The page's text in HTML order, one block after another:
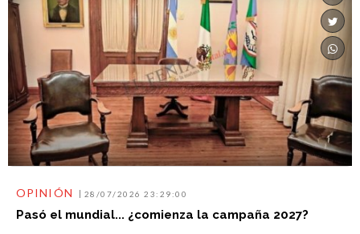
OPINIÓN 28/07/2026 23:29:00
Pasó el mundial... ¿comienza la campaña 2027?